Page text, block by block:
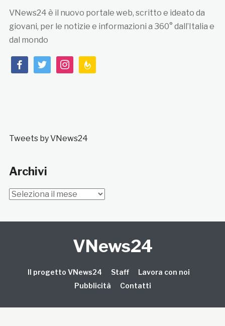
VNews24 è il nuovo portale web, scritto e ideato da
giovani, per le notizie e informazioni a 360° dall’Italia e
dal mondo
facebooktwitterinstagramfeedburner
Tweets by VNews24
Archivi
Archivi
VNews24
Il progetto VNews24 Staff
Lavora con noi
Pubblicità
Contatti